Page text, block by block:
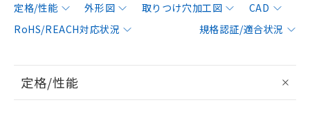
定格/性能 外形図 取りつけ穴加工図
CAD
RoHS/REACH対応状況
規格認証/適合状況
定格/性能